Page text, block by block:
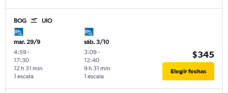
BOG UIO
mar. 29/9
4:59-
17:30
1 escala
12 h 31 min
sáb. 3/10
3:09-
12:40
1 escala
9 h 31 min
$345
Elegir fechas